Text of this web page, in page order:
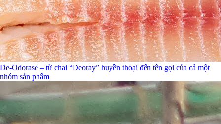
De-Odorase – từ chai “Deoray” huyền thoại đến tên gọi của cả một
nhóm sản phẩm